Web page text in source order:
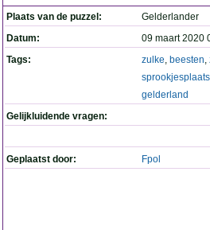
Plaats van de puzzel:
Gelderlander
Datum:
09 maart 2020
Tags:
zulke, beesten,
sprookjesplaats
gelderland
Gelijkluidende vragen:
Geplaatst door: Fpol